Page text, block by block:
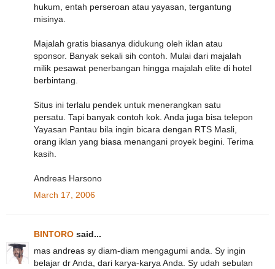
hukum, entah perseroan atau yayasan, tergantung
misinya.
Majalah gratis biasanya didukung oleh iklan atau
sponsor. Banyak sekali sih contoh. Mulai dari majalah
milik pesawat penerbangan hingga majalah elite di hotel
berbintang.
Situs ini terlalu pendek untuk menerangkan satu
persatu. Tapi banyak contoh kok. Anda juga bisa telepon
Yayasan Pantau bila ingin bicara dengan RTS Masli,
orang iklan yang biasa menangani proyek begini. Terima
kasih.
Andreas Harsono
March 17, 2006
BINTORO said...
mas andreas sy diam-diam mengagumi anda. Sy ingin
belajar dr Anda, dari karya-karya Anda. Sy udah sebulan